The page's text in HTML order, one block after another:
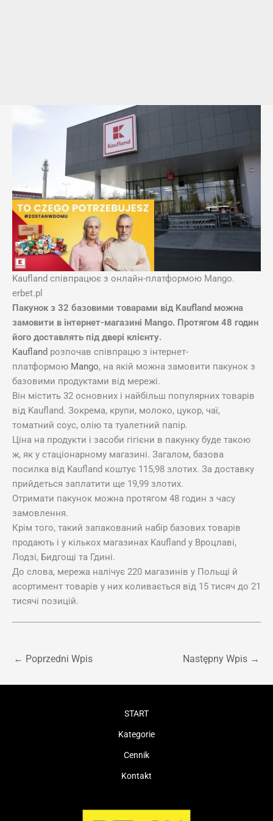
Kaufland співпрацює з онлайн-платформою Mango.
erbet.pl
Пакунок з 32 базовими товарами від Kaufland можна
замовити в інтернет-магазині Mango. Протягом 48 годин
його доставлять під двері клієнту.
Kaufland розпочав співпрацю з інтернет-
платформою Mango, на якій можна замовити пакунок з
базовими продуктами від мережі.
Він містить 32 основних і найбільш популярних товарів
від Kaufland. Зокрема, крупи, молоко, цукор, чаї,
томатний соус, олію та туалетний папір.
Ціна на продукти і засоби гігієни в пакунку буде такою
ж, як у стаціонарному магазині. Загалом, базова
посилка від Kaufland коштує 115,98 злотих. За доставку
прийдеться заплатити ще 19,99 злотих.
Отримати пакунок можна протягом 48 годин з часу
замовлення.
Крім того, такий запакований набір базових товарів
продають і у кількох магазинах Kaufland у Вроцлаві,
Лодзі, Бидгощі та Гдині.
До слова, мережа налічує 220 магазинів у Польщі й
асортимент товарів у них коливається від 15 тисяч до 21
тисячі позицій.
← Poprzedni Wpis Następny Wpis →
START
Kategorie
Cennik
Kontakt